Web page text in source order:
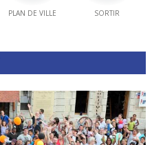
PLAN DE VILLE SORTIR